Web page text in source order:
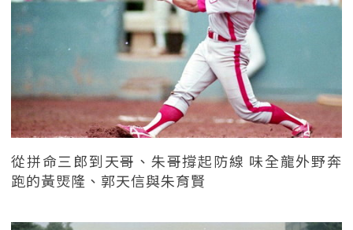
從拼命三郎到天哥、朱哥撐起防線 味全龍外野奔
跑的黃煚隆、郭天信與朱育賢